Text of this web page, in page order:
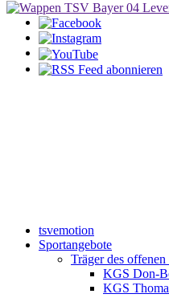
tsvemotion
Sportangebote
Träger des offenen
KGS Don-
KGS